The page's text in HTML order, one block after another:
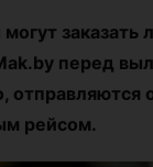
перед
отправляются
рейсом.